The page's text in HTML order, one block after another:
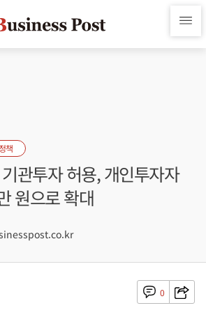
책
관투자 허용, 개인투자자
원으로 확대
0